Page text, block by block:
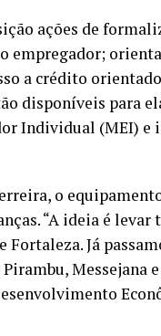
ações de
empregador;
a crédito
disponíveis para
Individual (MEI) e
o
“A ideia é
Fortaleza. Já
Pirambu,